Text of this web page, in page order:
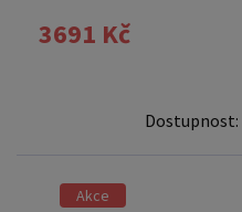
3691 Kč
Dostupnost:
Akce